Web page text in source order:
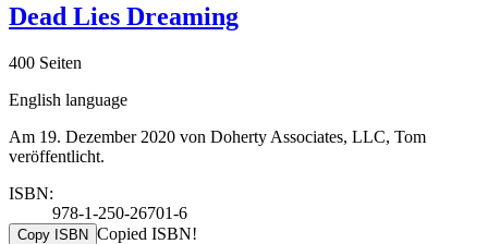
Dead Lies Dreaming
400 Seiten
English language
Am 19. Dezember 2020 von Doherty Associates, LLC, Tom
veröffentlicht.
ISBN:
978-1-250-26701-6
Copy ISBN Copied ISBN!